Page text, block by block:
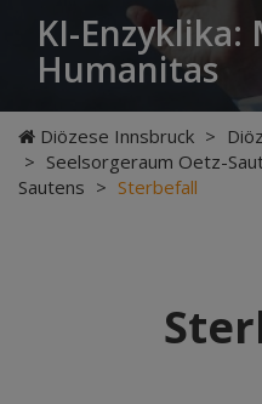
KI-Enzyklika:
Humanitas
Diözese Innsbruck >
> Seelsorgeraum Oetz-
Sautens > Sterbefall